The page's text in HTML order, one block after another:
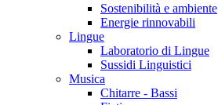
Sostenibilità e ambiente
Energie rinnovabili
Lingue
Laboratorio di Lingue
Sussidi Linguistici
Musica
Chitarre - Bassi